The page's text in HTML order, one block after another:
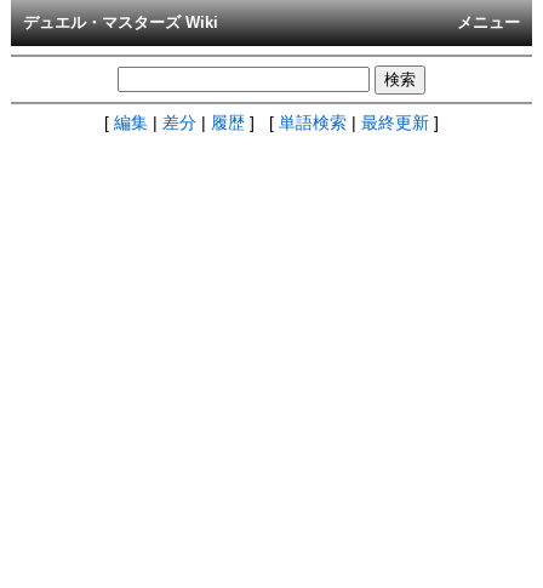
メニュー
デュエル・マスターズ Wiki
[ 編集 差分 履歴 ] [ 単語検索 最終更新 ]